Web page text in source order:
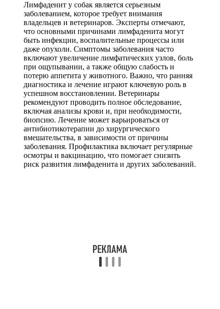
Лимфаденит у собак является серьезным
заболеванием, которое требует внимания
владельцев и ветеринаров. Эксперты отмечают,
что основными причинами лимфаденита могут
быть инфекции, воспалительные процессы или
даже опухоли. Симптомы заболевания часто
включают увеличение лимфатических узлов, боль
при ощупывании, а также общую слабость и
потерю аппетита у животного. Важно, что ранняя
диагностика и лечение играют ключевую роль в
успешном восстановлении. Ветеринары
рекомендуют проводить полное обследование,
включая анализы крови и, при необходимости,
биопсию. Лечение может варьироваться от
антибиотикотерапии до хирургического
вмешательства, в зависимости от причины
заболевания. Профилактика включает регулярные
осмотры и вакцинацию, что помогает снизить
риск развития лимфаденита и других заболеваний.